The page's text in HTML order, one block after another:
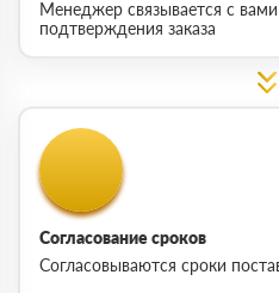
Менеджер связывается с
подтверждения заказа
Согласование сроков
Согласовываются сроки